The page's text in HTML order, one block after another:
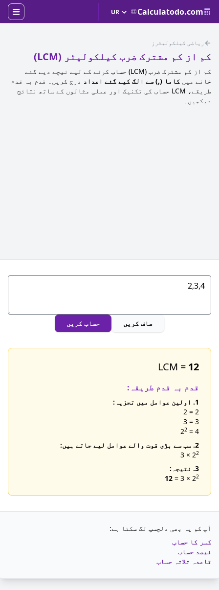
Calculatodo.com
ریاضی کیلکولیٹرز
کم از کم مشترک ضرب کیلکولیٹر (LCM)
کم از کم مشترک ضرب (LCM) حساب کرنے کے لیے نیچے دیے گئے
خانے میں کاما (,) سے الگ کیے گئے اعداد درج کریں۔ قدم بہ قدم
طریقے، LCM حساب کی تکنیک اور عملی مثالوں کے ساتھ نتائج
دیکھیں۔
صاف کریں حساب کریں
LCM = 12
قدم بہ قدم طریقہ:
1. اولین عوامل میں تجزیہ:
2 = 2
3 = 3
4 = 2
2
2. سب سے بڑی قوت والے عوامل لیے جاتے ہیں:
22
× 3
3. نتیجہ:
22
× 3 =
12
آپ کو یہ بھی دلچسپ لگ سکتا ہے:
کسر کا حساب
فیصد حساب
قاعدہ ثلاثہ حساب